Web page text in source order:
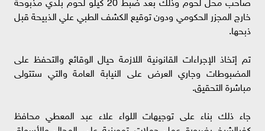
خارج المجزر الحكومي ودون توقيع الكشف الطبي علي الذبيحة قبل
ذبحها.
تم إتخاذ الإجراءات القانونية اللازمة حيال الوقائع والتحفظ على
المضبوطات وجاري العرض على النيابة العامة والتي ستتولى
مباشرة التحقيق.
جاء ذلك بناء على توجيهات اللواء علاء عبد المعطي محافظ